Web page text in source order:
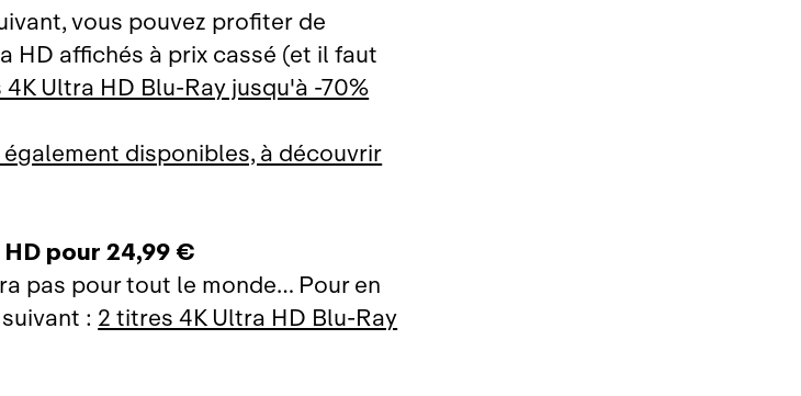
vous pouvez profiter de
HD affichés à prix cassé (et il faut
Ultra HD Blu‑Ray jusqu'à ‑70%
disponibles, à découvrir
pour 24,99 €
pas pour tout le monde… Pour en
:2 titres 4K Ultra HD Blu‑Ray